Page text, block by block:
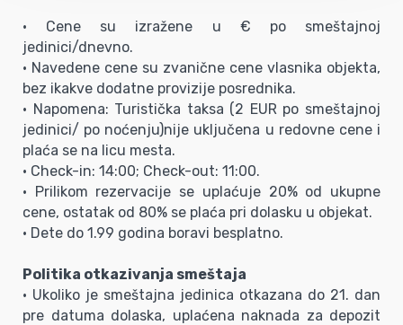
• Cene su izražene u € po smeštajnoj
jedinici/dnevno.
• Navedene cene su zvanične cene vlasnika objekta,
bez ikakve dodatne provizije posrednika.
• Napomena: Turistička taksa (2 EUR po smeštajnoj
jedinici/ po noćenju)nije uključena u redovne cene i
plaća se na licu mesta.
• Check-in: 14:00; Check-out: 11:00.
• Prilikom rezervacije se uplaćuje 20% od ukupne
cene, ostatak od 80% se plaća pri dolasku u objekat.
• Dete do 1.99 godina boravi besplatno.
Politika otkazivanja smeštaja
• Ukoliko je smeštajna jedinica otkazana do 21. dan
pre datuma dolaska, uplaćena naknada za depozit